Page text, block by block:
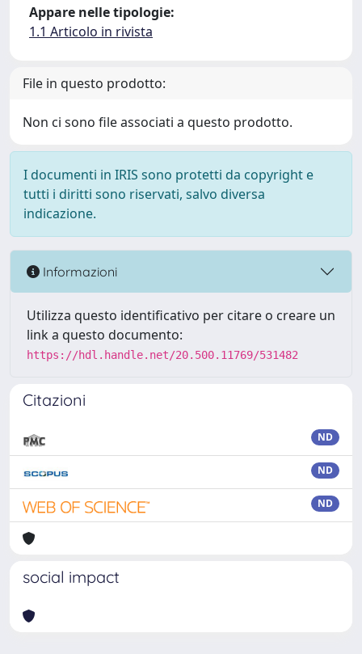
Appare nelle tipologie:
1.1 Articolo in rivista
File in questo prodotto:
Non ci sono file associati a questo prodotto.
I documenti in IRIS sono protetti da copyright e
tutti i diritti sono riservati, salvo diversa
indicazione.
Informazioni
Utilizza questo identificativo per citare o creare un
link a questo documento:
https://hdl.handle.net/20.500.11769/531482
Citazioni
ND
ND
ND
social impact